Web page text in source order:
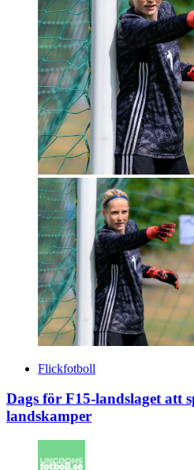
Flickfotboll
Dags för F15-landslaget att
landskamper